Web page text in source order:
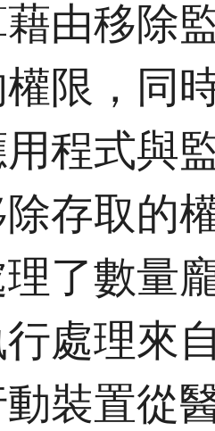
由移除
限，同
程式與
存取的
了數量
處理來
裝置從